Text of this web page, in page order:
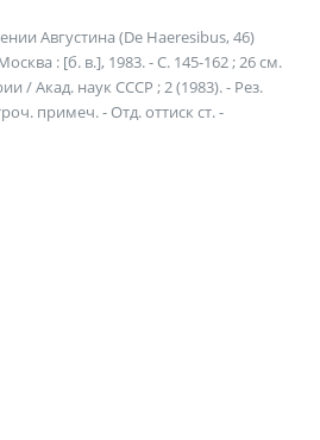
Августина (De Haeresibus, 46)
: [б. в.], 1983. - С. 145-162 ; 26 см.
/ Акад. наук СССР ; 2 (1983). - Рез.
примеч. - Отд. оттиск ст. -